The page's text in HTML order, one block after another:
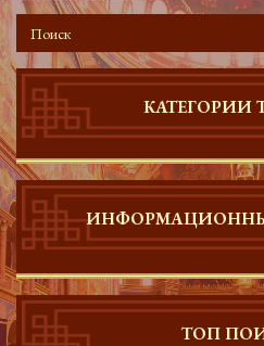
КАТЕГОРИИ
ТОП